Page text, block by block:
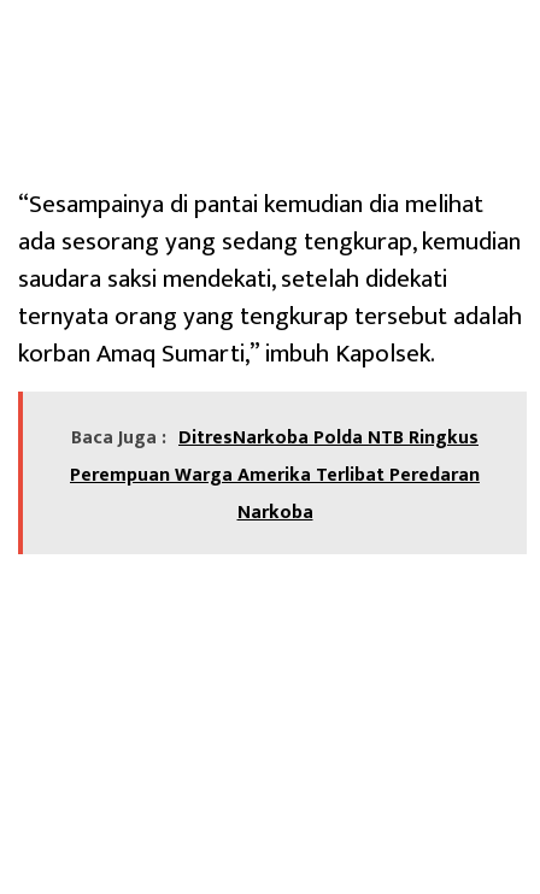
“Sesampainya di pantai kemudian dia melihat
ada sesorang yang sedang tengkurap, kemudian
saudara saksi mendekati, setelah didekati
ternyata orang yang tengkurap tersebut adalah
korban Amaq Sumarti,” imbuh Kapolsek.
Baca Juga : DitresNarkoba Polda NTB Ringkus
Perempuan Warga Amerika Terlibat Peredaran
Narkoba